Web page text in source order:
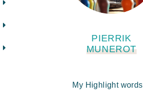
PIERRIK
MUNEROT
My Highlight words